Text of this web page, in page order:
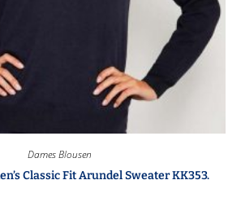
Dames Blousen
Classic Fit Arundel Sweater KK353.